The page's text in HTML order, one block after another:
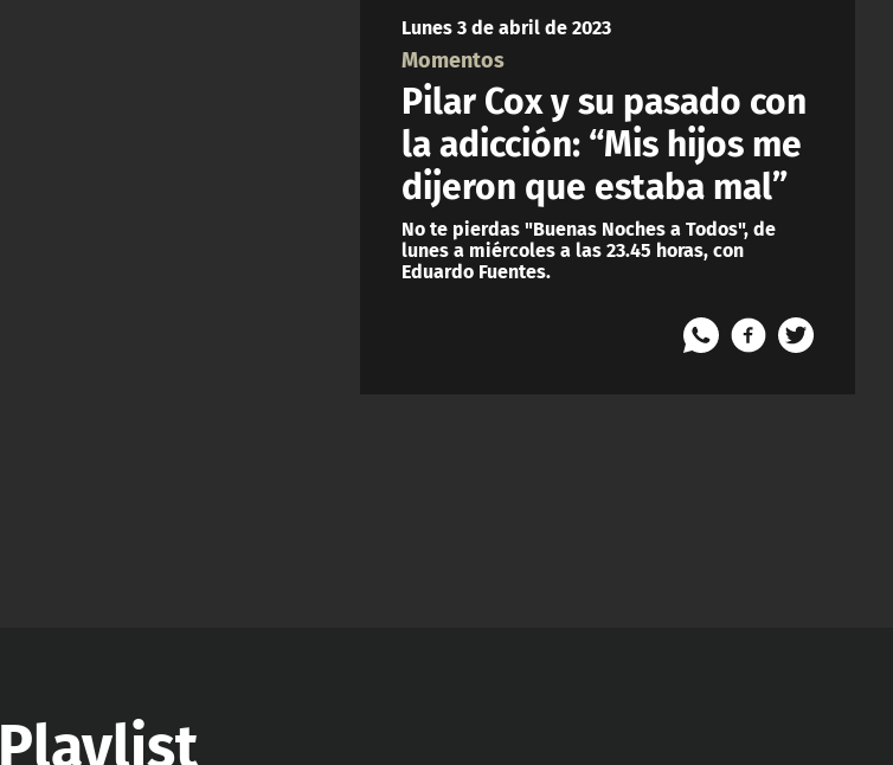
Lunes 3 de abril de 2023
Momentos
Pilar Cox y su pasado con
la adicción: “Mis hijos me
dijeron que estaba mal”
No te pierdas "Buenas Noches a Todos", de
lunes a miércoles a las 23.45 horas, con
Eduardo Fuentes.
Playlist